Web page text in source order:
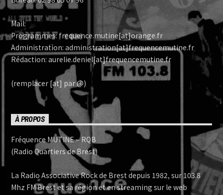
Mail:
Programmes: frequence.mutine[at]orange.fr
Administration: administration[at]frequencemutine.fr
Rédaction: aurelie.deniel[at]frequencemutine.fr
(remplacer [at] par @)
À PROPOS
Fréquence MUTINE – RQB
(Radio Quartiers de Brest)
La Radio Associative Rock de Brest depuis 1982, sur 103.8
Mhz FM Brest et sa région et en streaming sur le web